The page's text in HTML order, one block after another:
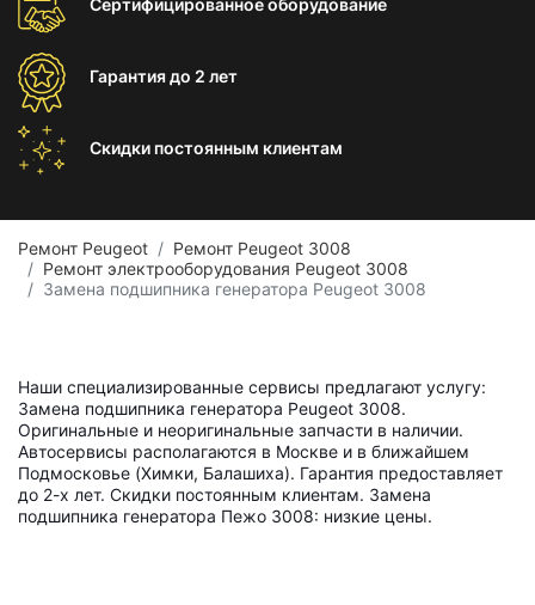
Сертифицированноеоборудование
Гарантиядо 2 лет
Скидки постоянным клиентам
Ремонт Peugeot
Ремонт Peugeot 3008
Ремонт электрооборудования Peugeot 3008
Замена подшипника генератора Peugeot 3008
Наши специализированные сервисы предлагают услугу:
Замена подшипника генератора Peugeot 3008.
Оригинальные и неоригинальные запчасти в наличии.
Автосервисы располагаются в Москве и в ближайшем
Подмосковье (Химки, Балашиха). Гарантия предоставляет
до 2-х лет. Скидки постоянным клиентам. Замена
подшипника генератора Пежо 3008: низкие цены.